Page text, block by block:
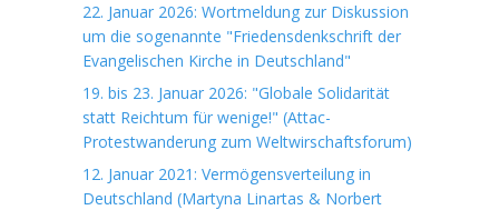
22. Januar 2026: Wortmeldung zur Diskussion
um die sogenannte "Friedensdenkschrift der
Evangelischen Kirche in Deutschland"
19. bis 23. Januar 2026: "Globale Solidarität
statt Reichtum für wenige!" (Attac-
Protestwanderung zum Weltwirschaftsforum)
12. Januar 2021: Vermögensverteilung in
Deutschland (Martyna Linartas & Norbert